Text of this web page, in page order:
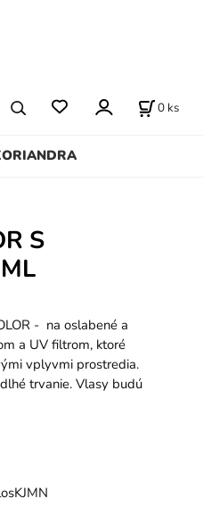
0 ks
S
- na oslabené a
a UV filtrom, ktoré
vplyvmi prostredia.
trvanie. Vlasy budú